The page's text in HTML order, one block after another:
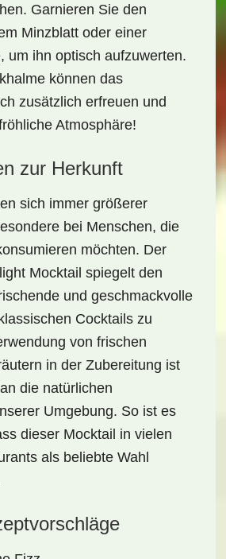
Garnieren Sie den
Minzblatt oder einer
um ihn optisch aufzuwerten.
können das
zusätzlich erfreuen und
Atmosphäre!
zur Herkunft
sich immer größerer
bei Menschen, die
möchten. Der
Mocktail spiegelt den
und geschmackvolle
Cocktails zu
von frischen
in der Zubereitung ist
die natürlichen
Umgebung. So ist es
dieser Mocktail in vielen
als beliebte Wahl